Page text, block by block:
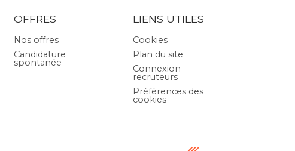
OFFRES
Nos offres
Candidature
spontanée
LIENS UTILES
Cookies
Plan du site
Connexion
recruteurs
Préférences des
cookies